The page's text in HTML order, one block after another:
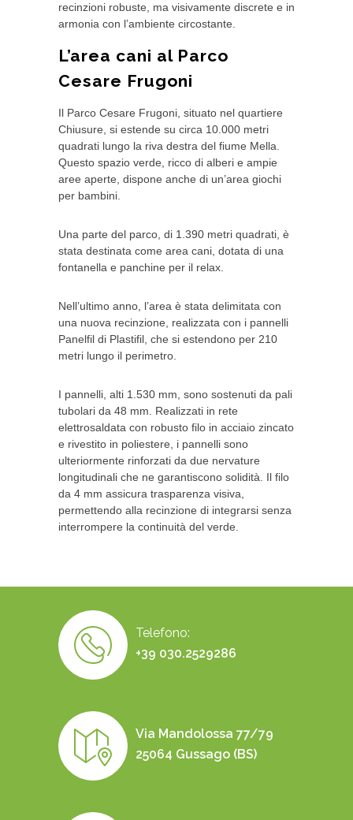
recinzioni robuste, ma visivamente discrete e in
armonia con l’ambiente circostante.
L’area cani al Parco
Cesare Frugoni
Il Parco Cesare Frugoni, situato nel quartiere
Chiusure, si estende su circa 10.000 metri
quadrati lungo la riva destra del fiume Mella.
Questo spazio verde, ricco di alberi e ampie
aree aperte, dispone anche di un’area giochi
per bambini.
Una parte del parco, di 1.390 metri quadrati, è
stata destinata come area cani, dotata di una
fontanella e panchine per il relax.
Nell’ultimo anno, l’area è stata delimitata con
una nuova recinzione, realizzata con i pannelli
Panelfil di Plastifil, che si estendono per 210
metri lungo il perimetro.
I pannelli, alti 1.530 mm, sono sostenuti da pali
tubolari da 48 mm. Realizzati in rete
elettrosaldata con robusto filo in acciaio zincato
e rivestito in poliestere, i pannelli sono
ulteriormente rinforzati da due nervature
longitudinali che ne garantiscono solidità. Il filo
da 4 mm assicura trasparenza visiva,
permettendo alla recinzione di integrarsi senza
interrompere la continuità del verde.
Telefono:
+39 030.2529286
Via Mandolossa 77/79
25064 Gussago (BS)